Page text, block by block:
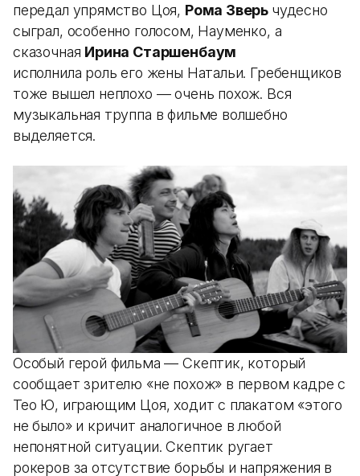
передал упрямство Цоя, Рома Зверь чудесно
сыграл, особенно голосом, Науменко, а
сказочная Ирина Старшенбаум
исполнила роль его жены Натальи. Гребенщиков
тоже вышел неплохо — очень похож. Вся
музыкальная труппа в фильме волшебно
выделяется.
Особый герой фильма — Скептик, который
сообщает зрителю «не похож» в первом кадре с
Тео Ю, играющим Цоя, ходит с плакатом «этого
не было» и кричит аналогичное в любой
непонятной ситуации. Скептик ругает
рокеров за отсутствие борьбы и напряжения в